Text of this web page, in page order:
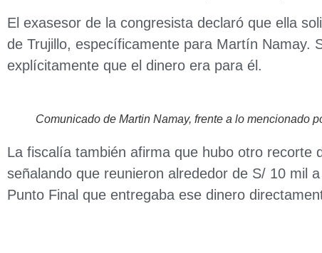
El exasesor de la congresista declaró que ella
de Trujillo, específicamente para Martín Namay.
explícitamente que el dinero era para él.
Comunicado de Martin Namay, frente a lo mencionado
La fiscalía también afirma que hubo otro recorte
señalando que reunieron alrededor de S/ 10 mil
Punto Final que entregaba ese dinero